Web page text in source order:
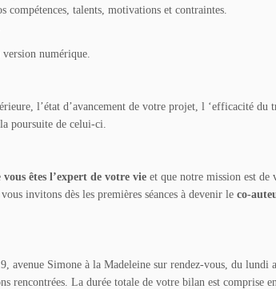
talents, motivations et contraintes.
numérique.
l’état d’avancement de votre projet, l ‘efficacité
poursuite de celui-ci.
vous êtes l’expert de votre vie et que notre mission est de
invitons dès les premières séances à devenir le co-
avenue Simone à la Madeleine sur rendez-vous, du
rencontrées. La durée totale de votre bilan est comprise